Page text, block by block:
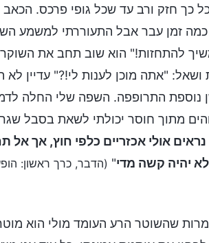
כך חזק ורב עד שכל גופי פרכס. הכאב
זמן עבר אבל התעוררתי למשמע
להתחזות!" הוא שוב תחב את השוקר
"אתה מוכן לענות לי!?" עדיין
נוספת התרופפה. השפה שלי החלה
מתוך חוסר יכולתי לשאת בסבל
אולי אכזריים כלפי חוץ, אך אל
יהיה קשה מדי" (הדבר, כרך ראשון:
שהשוטר הרע העומד מולי הוא